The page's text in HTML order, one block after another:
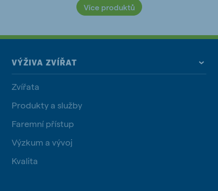
Více produktů
VÝŽIVA ZVÍŘAT
Zvířata
Produkty a služby
Faremní přístup
Výzkum a vývoj
Kvalita